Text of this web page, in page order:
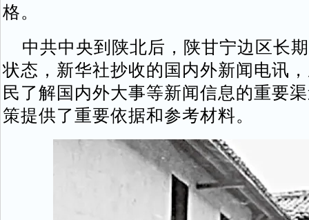
格。
中共中央到陕北后，陕甘宁边区长
状态，新华社抄收的国内外新闻电讯
民了解国内外大事等新闻信息的重要
策提供了重要依据和参考材料。